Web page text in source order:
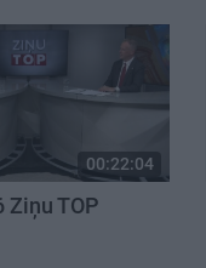
00:22:04
Ziņu TOP